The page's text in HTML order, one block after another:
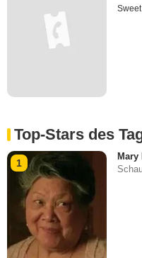
Top-Stars des
1
Mary